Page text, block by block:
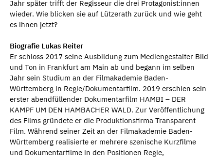
Jahr später trifft der Regisseur die drei Protagonist:innen
wieder. Wie blicken sie auf Lützerath zurück und wie geht
es ihnen jetzt?
Biografie Lukas Reiter
Er schloss 2017 seine Ausbildung zum Mediengestalter Bild
und Ton in Frankfurt am Main ab und begann im selben
Jahr sein Studium an der Filmakademie Baden-
Württemberg in Regie/Dokumentarfilm. 2019 erschien sein
erster abendfüllender Dokumentarfilm HAMBI – DER
KAMPF UM DEN HAMBACHER WALD. Zur Veröffentlichung
des Films gründete er die Produktionsfirma Transparent
Film. Während seiner Zeit an der Filmakademie Baden-
Württemberg realisierte er mehrere szenische Kurzfilme
und Dokumentarfilme in den Positionen Regie,